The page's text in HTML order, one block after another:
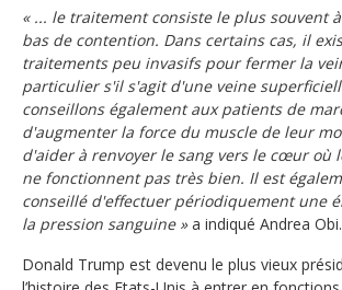
« ... le traitement consiste le plus souvent
bas de contention. Dans certains cas, il
traitements peu invasifs pour fermer la
particulier s'il s'agit d'une veine
conseillons également aux patients de
d'augmenter la force du muscle de leur
d'aider à renvoyer le sang vers le cœur où
ne fonctionnent pas très bien. Il est
conseillé d'effectuer périodiquement une
la pression sanguine »a indiqué Andrea Obi.
Donald Trump est devenu le plus vieux